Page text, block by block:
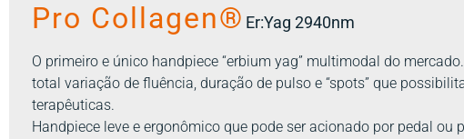
Pro Collagen® Er:Yag 2940nm
O primeiro e único handpiece “erbium yag” multimodal do
total variação de fluência, duração de pulso e “spots” que
terapêuticas.
Handpiece leve e ergonômico que pode ser acionado por pedal ou